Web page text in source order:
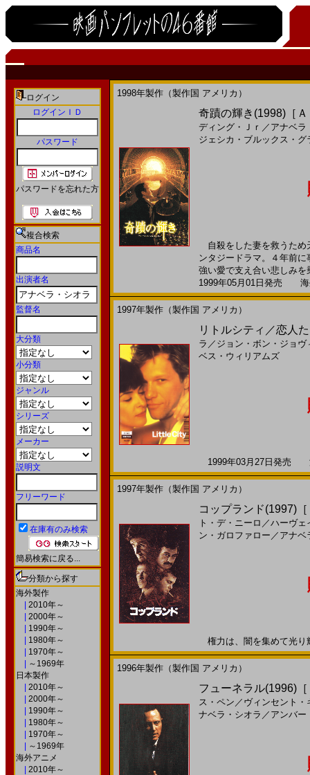
ログイン
ログインＩＤ
パスワード
パスワードを忘れた方
複合検索
商品名
出演者名
監督名
大分類
小分類
ジャンル
シリーズ
メーカー
説明文
フリーワード
在庫有のみ検索
簡易検索に戻る...
分類から探す
海外製作
2010年～
2000年～
1990年～
1980年～
1970年～
～1969年
日本製作
2010年～
2000年～
1990年～
1980年～
1970年～
～1969年
海外アニメ
2010年～
1998年製作（製作国 アメリカ）
奇蹟の輝き(1998)［
ディング・Ｊｒ ／ アナベラ
ジェシカ・ブルックス・グ
自殺をした妻を救うため
ンタジードラマ。４年前
強い愛で支え合い悲しみ
1999年05月01日発売 海
1997年製作（製作国 アメリカ）
リトルシティ／恋人
ラ ／ ジョン・ボン・ジョヴ
ベス・ウィリアムズ
1999年03月27日発売
1997年製作（製作国 アメリカ）
コップランド(1997)
ト・デ・ニーロ ／ハーヴェ
ン・ガロファロー ／ アナベ
権力は、闇を集めて光
1996年製作（製作国 アメリカ）
フューネラル(1996)
ス・ペン ／ ヴィンセント・
ナベラ・シオラ ／ アンバー